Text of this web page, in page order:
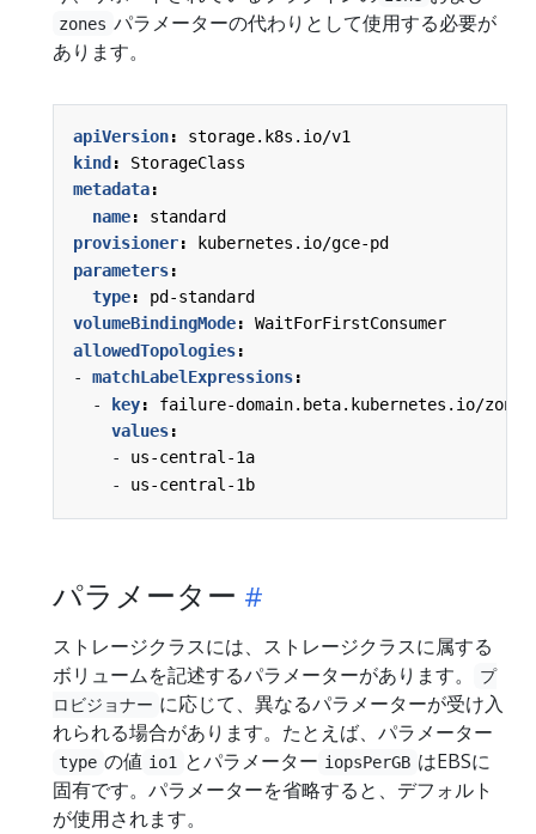
zones パラメーターの代わりとして使用する必要が
あります。
apiVersion:
storage.k8s.io/v1
kind :
StorageClass
metadata:
name:
standard
provisioner:
kubernetes.io/gce-pd
parameters:
type:
pd-standard
volumeBindingMode:
WaitForFirstConsumer
allowedTopologies:
- matchLabelExpressions:
- key:
failure-domain.beta.kubernetes.io/zone
values:
- us-central-1a
- us-central-1b
パラメーター
ストレージクラスには、ストレージクラスに属する
ボリュームを記述するパラメーターがあります。
プ
ロビジョナー に応じて、異なるパラメーターが受け入
れられる場合があります。たとえば、パラメーター
type の値 io1 とパラメーター iopsPerGB はEBSに
固有です。パラメーターを省略すると、デフォルト
が使用されます。